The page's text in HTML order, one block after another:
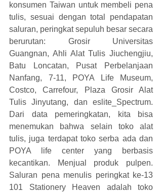
konsumen Taiwan untuk membeli pena
tulis, sesuai dengan total pendapatan
saluran, peringkat sepuluh besar secara
berurutan: Grosir Universitas
Guangnan, Ahli Alat Tulis Jiuchengjiu,
Batu Loncatan, Pusat Perbelanjaan
Nanfang, 7-11, POYA Life Museum,
Costco, Carrefour, Plaza Grosir Alat
Tulis Jinyutang, dan eslite_Spectrum.
Dari data pemeringkatan, kita bisa
menemukan bahwa selain toko alat
tulis, juga terdapat toko serba ada dan
POYA life center yang berbasis
kecantikan. Menjual produk pulpen.
Saluran pena menulis peringkat ke-13
101 Stationery Heaven adalah toko